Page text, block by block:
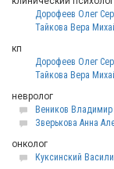
Дорофеев Олег
Тайкова Вера
кп
Дорофеев Олег
Тайкова Вера
невролог
Веников Владимир
Зверькова Анна
онколог
Куксинский